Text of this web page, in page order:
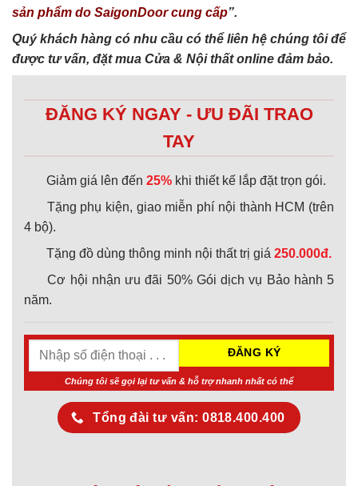
sản phẩm do SaigonDoor cung cấp”.
Quý khách hàng có nhu cầu có thể liên hệ chúng tôi để
được tư vấn, đặt mua Cửa & Nội thất online đảm bảo.
ĐĂNG KÝ NGAY - ƯU ĐÃI TRAO
TAY
Giảm giá lên đến 25% khi thiết kế lắp đặt trọn gói.
Tặng phụ kiện, giao miễn phí nội thành HCM (trên
4 bộ).
Tặng đồ dùng thông minh nội thất trị giá 250.000đ.
Cơ hội nhận ưu đãi 50% Gói dịch vụ Bảo hành 5
năm.
Chúng tôi sẽ gọi lại tư vấn & hỗ trợ nhanh nhất có thể
Tổng đài tư vấn: 0818.400.400